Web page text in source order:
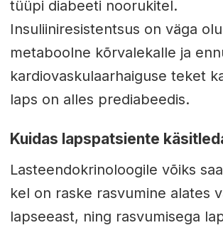
tüüpi diabeeti noorukitel.
Insuliiniresistentsus on väga
metaboolne kõrvalekalle ja
kardiovaskulaarhaiguse teket
laps on alles prediabeedis.
Kuidas lapspatsiente
Lasteendokrinoloogile võiks
kel on raske rasvumine alates
lapseeast, ning rasvumisega